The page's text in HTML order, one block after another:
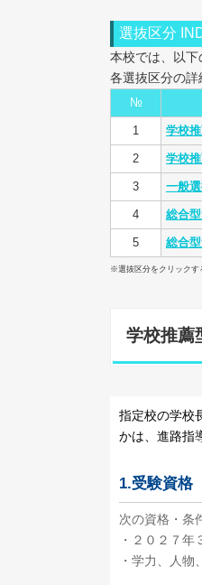
選抜区分
本校では、以下
各選抜区分の詳
№
1 学校
2 学校
3 一般
4 総合
5 総合
※選抜区分をクリックす
学校推薦
指定校の学校
かは、進路指
1.受験資格
次の資格・条
・２０２７
・学力、人